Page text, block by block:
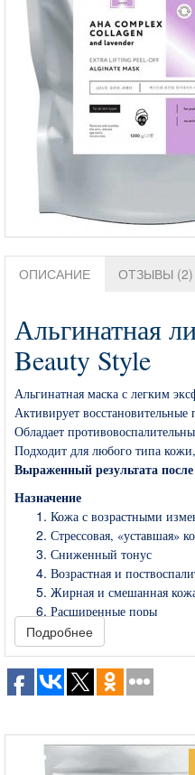
ОПИСАНИЕ ОТЗЫВЫ (2)
Альгинатная
Beauty Style
Альгинатная маска с легким
Активирует
Обладает
Подходит для любого типа
Выраженный результата
Назначение
Кожа с возрастными
Стрессовая, «уставшая»
Сниженный тонус
Возрастная и
Жирная и смешанная
Расширенные поры
Тусклый цвет лица
Активные компоненты и
обеспечивает при однократном
Подробнее